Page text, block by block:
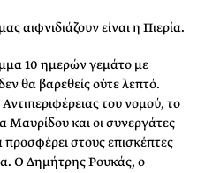
αιφνιδιάζουν είναι η Πιερία.
10 ημερών γεμάτο με
θα βαρεθείς ούτε λεπτό.
του νομού, το
Μαυρίδου και οι συνεργάτες
στους επισκέπτες
Ο Δημήτρης Ρουκάς, ο